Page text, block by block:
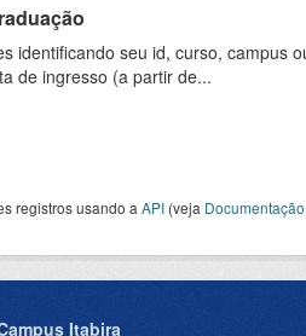
identificando seu id, curso, campus
de ingresso (a partir de...
registros usando a API (veja
Itabira